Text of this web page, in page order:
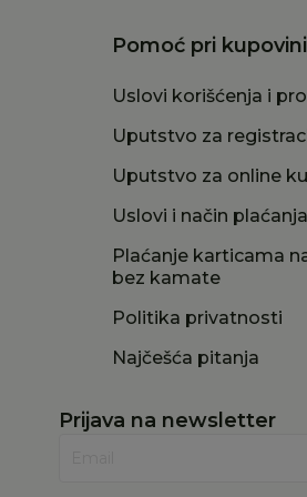
Pomoć pri kupovini
Uslovi korišćenja i
Uputstvo za
Uputstvo za online
Uslovi i način plaćanja
Plaćanje karticama
bez kamate
Politika privatnosti
Najčešća pitanja
Prijava na newsletter